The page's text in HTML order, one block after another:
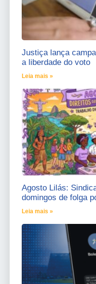
Justiça lança
a liberdade do voto
Leia mais »
Agosto Lilás:
domingos de folga
Leia mais »